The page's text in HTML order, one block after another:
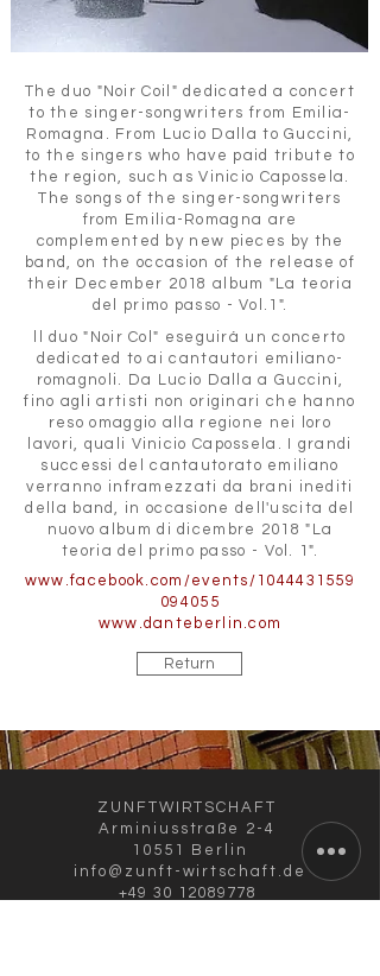
The duo "Noir Coil" dedicated a concert
to the singer-songwriters from Emilia-
Romagna. From Lucio Dalla to Guccini,
to the singers who have paid tribute to
the region, such as Vinicio Capossela.
The songs of the singer-songwriters
from Emilia-Romagna are
complemented by new pieces by the
band, on the occasion of the release of
their December 2018 album "La teoria
del primo passo - Vol.1".
ll duo "Noir Col" eseguirá un concerto
dedicated to ai cantautori emiliano-
romagnoli. Da Lucio Dalla a Guccini,
fino agli artisti non originari che hanno
reso omaggio alla regione nei loro
lavori, quali Vinicio Capossela. I grandi
successi del cantautorato emiliano
verranno inframezzati da brani inediti
della band, in occasione dell'uscita del
nuovo album di dicembre 2018 "La
teoria del primo passo - Vol. 1".
www.facebook.com/events/1044431559
094055
www.danteberlin.com
Return
ZUNFTWIRTSCHAFT
Arminiusstraße 2-4
10551 Berlin
info@zunft-wirtschaft.de
+49 30 12089778